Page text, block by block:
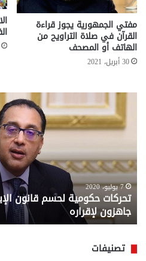
مفتي الجمهورية يجوز قراءة
القرآن في صلاة التراويح من
الهاتف أو المصحف
30 أبريل، 2021
تحركات
حكومية
لحسم
قانون
القديم..والبرلمان:
جاهزون
لإقراره
7 يوليو، 2020
تحركات حكومية لحسم قانون
جاهزون لإقراره
تصنيفات